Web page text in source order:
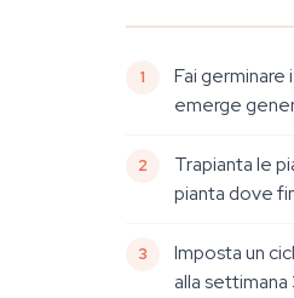
Fai
emerge
Trapianta le
pianta dove
Imposta un
alla settimana